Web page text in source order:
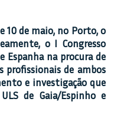
10 de maio, no Porto, o
o I Congresso
na procura de
profissionais de ambos
e investigação que
de Gaia/Espinho e